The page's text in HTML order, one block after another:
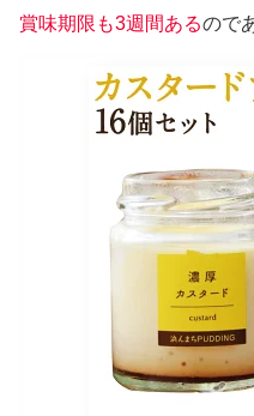
賞味期限も3週間あるので